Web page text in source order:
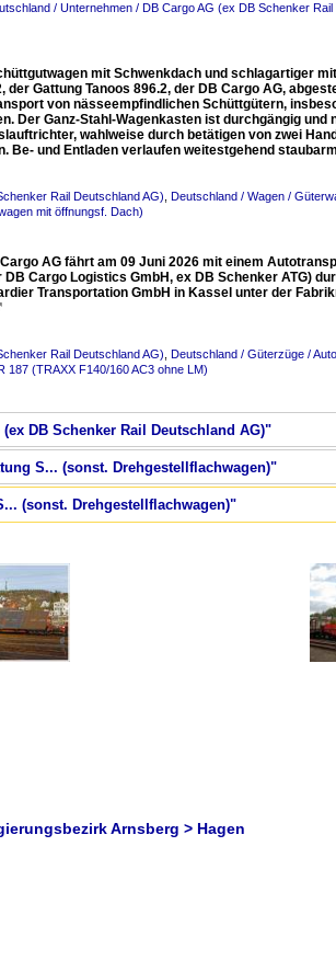
/ Unternehmen / DB Cargo AG (ex DB Schenker Rail
mit Schwenkdach und schlagartiger
Gattung Tanoos 896.2, der DB Cargo AG,
von nässeempfindlichen Schüttgütern,
Der Ganz-Stahl-Wagenkasten ist durchgängig
wahlweise durch betätigen von zwei
Be- und Entladen verlaufen weitestgehend
Rail Deutschland AG) Deutschland / Wagen /
mit öffnungsf. Dach)
AG fährt am 09 Juni 2026 mit einem
Cargo Logistics GmbH, ex DB Schenker ATG)
Transportation GmbH in Kassel unter der
Rail Deutschland AG) Deutschland / Güterzüge /
187 (TRAXX F140/160 AC3 ohne LM)
DB Schenker Rail Deutschland AG)"
S... (sonst. Drehgestellflachwagen)"
(sonst. Drehgestellflachwagen)"
Arnsberg > Hagen